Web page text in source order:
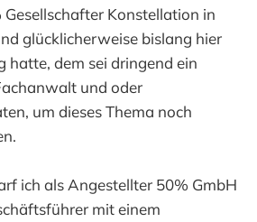
Konstellation in
glücklicherweise bislang hier
hatte, dem sei dringend ein
und oder
um dieses Thema noch
ich als Angestellter 50% GmbH
mit einem